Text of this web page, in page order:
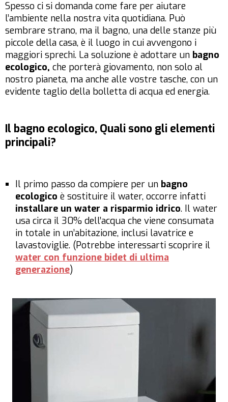
Spesso ci si domanda come fare per aiutare
l’ambiente nella nostra vita quotidiana. Può
sembrare strano, ma il bagno, una delle stanze più
piccole della casa, è il luogo in cui avvengono i
maggiori sprechi. La soluzione è adottare un bagno
ecologico, che porterà giovamento, non solo al
nostro pianeta, ma anche alle vostre tasche, con un
evidente taglio della bolletta di acqua ed energia.
Il bagno ecologico, Quali sono gli elementi
principali?
Il primo passo da compiere per un bagno
ecologico è sostituire il water, occorre infatti
installare un water a risparmio idrico. Il water
usa circa il 30% dell’acqua che viene consumata
in totale in un’abitazione, inclusi lavatrice e
lavastoviglie. (Potrebbe interessarti scoprire il
water con funzione bidet di ultima
generazione)